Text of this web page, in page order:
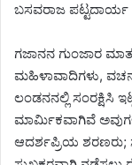
ಬಸವರಾಜ ಪಟ್ಟದಾರ್ಯ
ಗಜಾನನ ಗುಂಜಾರ
ಮಹಿಳಾವಾದಿಗಳು,
ಲಂಡನನಲ್ಲಿ ಸಂರಕ್ಷಿಸಿ
ಮಾರ್ಮಿಕವಾಗಿವೆ
ಆದರ್ಶಪ್ರಿಯ ಶರಣರು;